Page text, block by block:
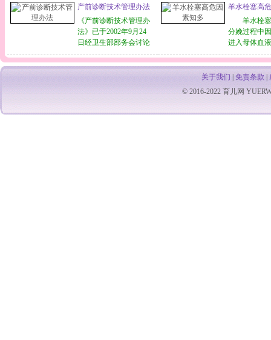
裤上的痕迹漠不关心，
要么就为了颜色深浅的
一点儿变化大惊小怪。
与前者相比，后者的做
法相对更可取一些，因
为关注自己更多些至
2、阴部温痒
煎汤，一天
次。 3、
烂，痛痒不
半两烧于瓶
部，有效
女阴肿作痒
产前诊断技术管理办法
《产前诊断技术管理办
法》已于2002年9月24
日经卫生部部务会讨论
通过，现予发布，自
2003年5月1日起施行。
长
羊水栓塞高
羊水栓塞
分娩过程中
进入母体血
起出现肺栓
DIC等一系
症的产科危
栓塞的发病
率高，资料
关于我们 免责条款
© 2016-2022 育儿网